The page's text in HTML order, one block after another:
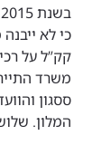
כי לא
קק”ל על
משרד
ססגון
המלון.